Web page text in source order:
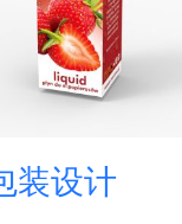
装设计